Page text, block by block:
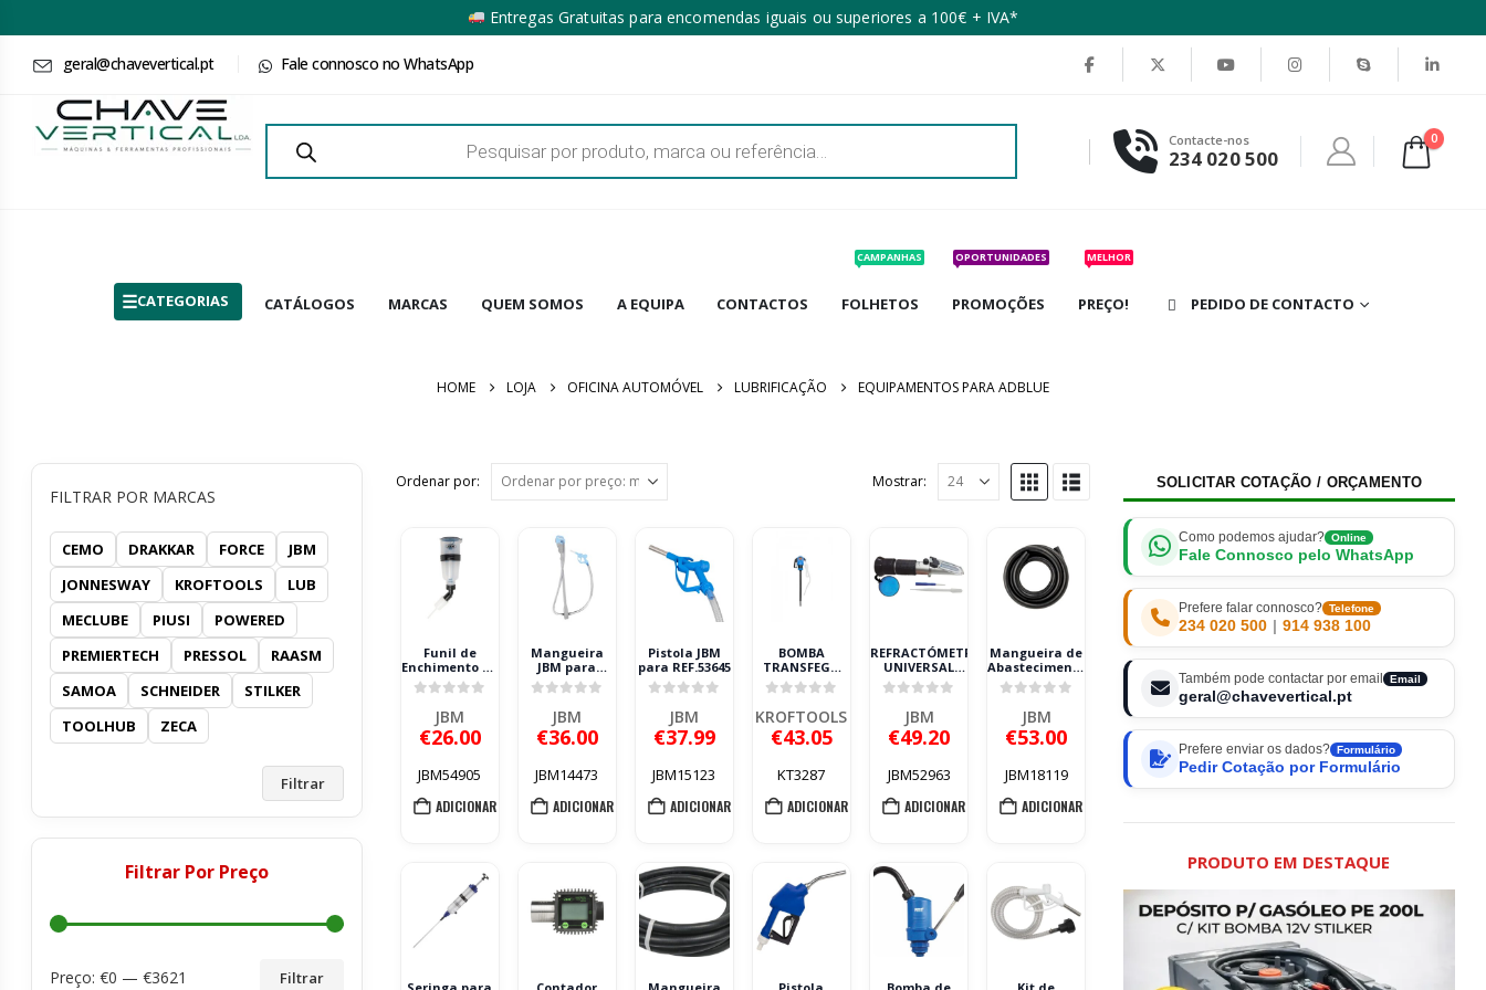
Entregas Gratuitas para encomendas iguais ou superiores a 100€ + IVA*
geral@chavevertical.pt Fale connosco no WhatsApp
Products
search Contacte-nos
234 020 500
0
CATEGORIAS CATÁLOGOS MARCAS QUEM SOMOS A EQUIPA CONTACTOS FOLHETOS
CAMPANHAS
PROMOÇÕES
OPORTUNIDADES
PREÇO!
MELHOR
PEDIDO DE CONTACTO
HOME LOJA OFICINA AUTOMÓVEL LUBRIFICAÇÃO EQUIPAMENTOS PARA ADBLUE
Ordenar por: Mostrar:
Funil de
Enchimento de
Ureia AUS32
JBM em Ângulo
1,1L
JBM
€26.00
JBM54905
ADICIONAR
Mangueira
JBM para
REF.53645
JBM
€36.00
JBM14473
ADICIONAR
Pistola JBM
para REF.53645
JBM
€37.99
JBM15123
ADICIONAR
BOMBA
TRANSFEGA
ADBLUE®
KROFTOOLS
KROFTOOLS
€43.05
KT3287
ADICIONAR
REFRACTÓMETRO
UNIVERSAL
JBM
JBM
€49.20
JBM52963
ADICIONAR
Mangueira de
Abastecimento
AUS32 JBM 4M
para
REF.54877/54882
JBM
€53.00
JBM18119
ADICIONAR
FILTRAR POR MARCAS
CEMO DRAKKAR FORCE
JBM
JONNESWAY
KROFTOOLS
LUB
MECLUBE
PIUSI
POWERED
PREMIERTECH
PRESSOL
RAASM
SAMOA
SCHNEIDER
STILKER
TOOLHUB
ZECA
Filtrar
Filtrar Por Preço
Preço: €0 — €3621 Filtrar
SOLICITAR COTAÇÃO / ORÇAMENTO
Como podemos ajudar? Online
Fale Connosco pelo WhatsApp
Prefere falar connosco? Telefone
234 020 500 | 914 938 100
Também pode contactar por email Email
geral@chavevertical.pt
Prefere enviar os dados? Formulário
Pedir Cotação por Formulário
PRODUTO EM DESTAQUE